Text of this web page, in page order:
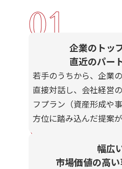
01
企業のトッ
直近のパー
若手のうちから、企業
直接対話し、会社経営
フプラン（資産形成や
方位に踏み込んだ提案が
02
幅広
市場価値の高